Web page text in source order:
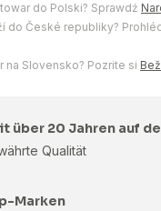
do Polski? Sprawdź
do České republiky?
na Slovensko? Pozrite si
über 20 Jahren auf
Qualität
Marken